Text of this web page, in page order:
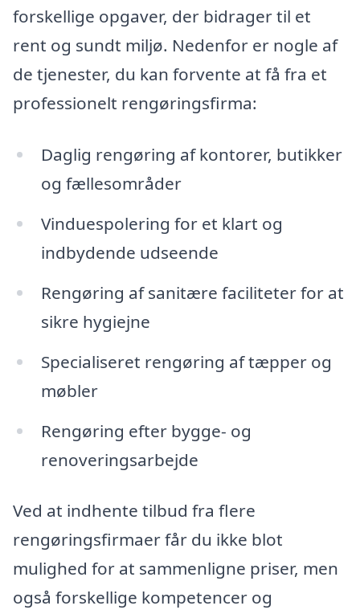
forskellige opgaver, der bidrager til et
rent og sundt miljø. Nedenfor er nogle af
de tjenester, du kan forvente at få fra et
professionelt rengøringsfirma:
Daglig rengøring af kontorer, butikker
og fællesområder
Vinduespolering for et klart og
indbydende udseende
Rengøring af sanitære faciliteter for at
sikre hygiejne
Specialiseret rengøring af tæpper og
møbler
Rengøring efter bygge- og
renoveringsarbejde
Ved at indhente tilbud fra flere
rengøringsfirmaer får du ikke blot
mulighed for at sammenligne priser, men
også forskellige kompetencer og